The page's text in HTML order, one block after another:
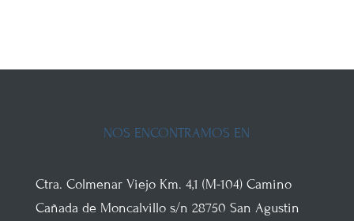
NOS ENCONTRAMOS EN
Ctra. Colmenar Viejo Km. 4,1 (M-104)Camino
Cañada de Moncalvillo s/n 28750 San Agustin